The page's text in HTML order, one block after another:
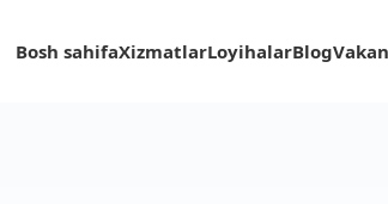
Bosh sahifaXizmatlarLoyihalarBlog